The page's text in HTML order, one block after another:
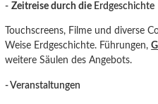
- Zeitreise durch die Erdgeschichte
Touchscreens, Filme und diverse
Weise Erdgeschichte. Führungen,
weitere Säulen des Angebots.
- Veranstaltungen